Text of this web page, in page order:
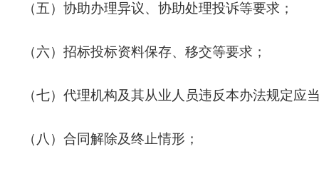
（五）协助办理异议、协助处理投诉等要求；
（六）招标投标资料保存、移交等要求；
（七）代理机构及其从业人员违反本办法规定应
（八）合同解除及终止情形；